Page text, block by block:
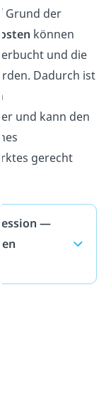
Grund der
können
verbucht und die
Dadurch ist
und kann den
gerecht
—